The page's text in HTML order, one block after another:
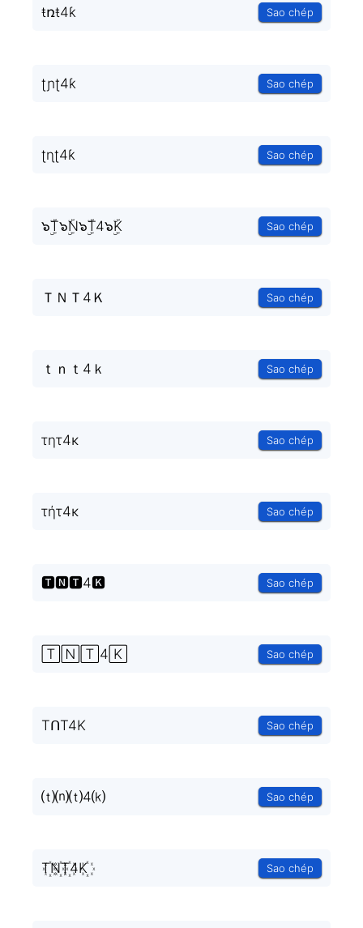
ŧռŧ4ƙ Sao chép
ʈɲʈ4ƙ Sao chép
ʈɳʈ4ƙ Sao chép
๖ۣۜT๖ۣۜN๖ۣۜT4๖ۣۜK Sao chép
ＴＮＴ4Ｋ Sao chép
ｔｎｔ4ｋ Sao chép
τητ4κ Sao chép
τήτ4κ Sao chép
🆃🅽🆃4🅺 Sao chép
🅃🄽🅃4🄺 Sao chép
TᑎT4K Sao chép
⒯⒩⒯4⒦ Sao chép
T꙰N꙰T꙰4K꙰ Sao chép